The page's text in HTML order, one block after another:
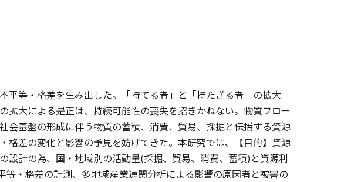
平等・格差を生み出した。「持てる者」と「持たざる者」の拡大
拡大による是正は、持続可能性の喪失を招きかねない。物質フロー
会基盤の形成に伴う物質の蓄積、消費、貿易、採掘と伝播する資源
格差の変化と影響の予見を妨げてきた。本研究では、【目的】資源
計の為、国・地域別の活動量(採掘、貿易、消費、蓄積)と資源利
・格差の計測、多地域産業連関分析による影響の原因者と被害の